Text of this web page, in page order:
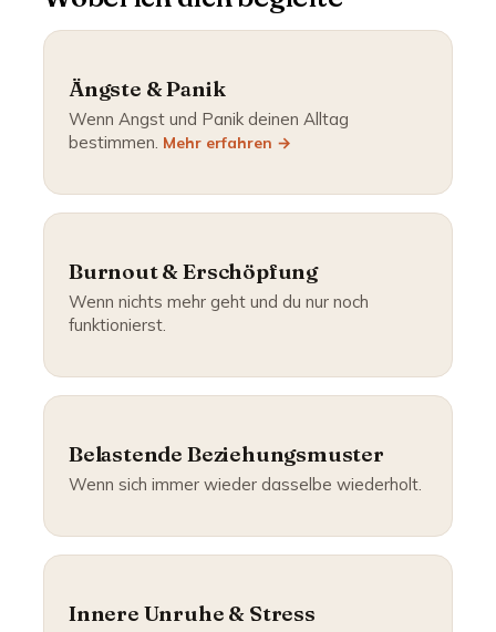
Ängste & Panik
Wenn Angst und Panik deinen Alltag
bestimmen. Mehr erfahren →
Burnout & Erschöpfung
Wenn nichts mehr geht und du nur noch
funktionierst.
Belastende Beziehungsmuster
Wenn sich immer wieder dasselbe wiederholt.
Innere Unruhe & Stress